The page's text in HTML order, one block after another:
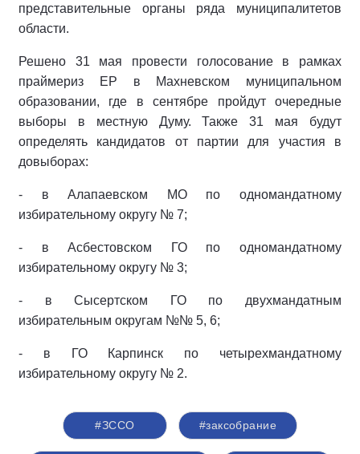
представительные органы ряда муниципалитетов
области.
Решено 31 мая провести голосование в рамках
праймериз ЕР в Махневском муниципальном
образовании, где в сентябре пройдут очередные
выборы в местную Думу. Также 31 мая будут
определять кандидатов от партии для участия в
довыборах:
- в Алапаевском МО по одномандатному
избирательному округу № 7;
- в Асбестовском ГО по одномандатному
избирательному округу № 3;
- в Сысертском ГО по двухмандатным
избирательным округам №№ 5, 6;
- в ГО Карпинск по четырехмандатному
избирательному округу № 2.
#ЗССО #заксобрание